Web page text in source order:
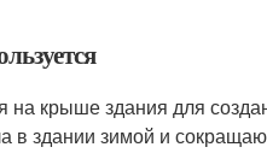
на крыше здания для
в здании зимой и